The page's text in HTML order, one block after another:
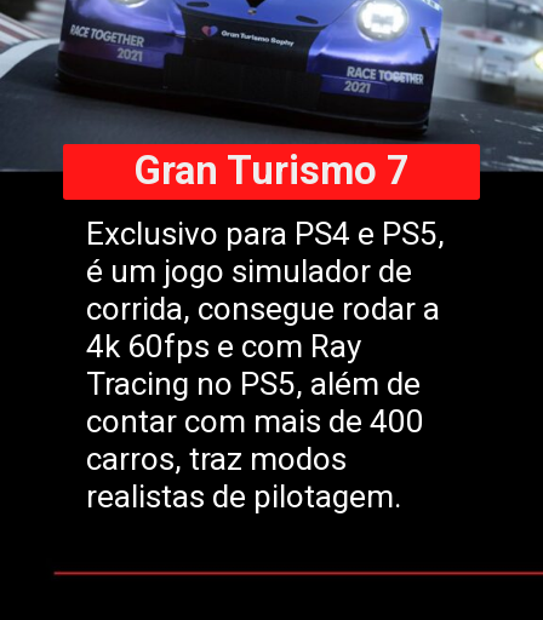
Exclusivo para PS4 e PS5,
é um jogo simulador de
corrida, consegue rodar a
4k 60fps e com Ray
Tracing no PS5, além de
contar com mais de 400
carros, traz modos
realistas de pilotagem.
Gran Turismo 7